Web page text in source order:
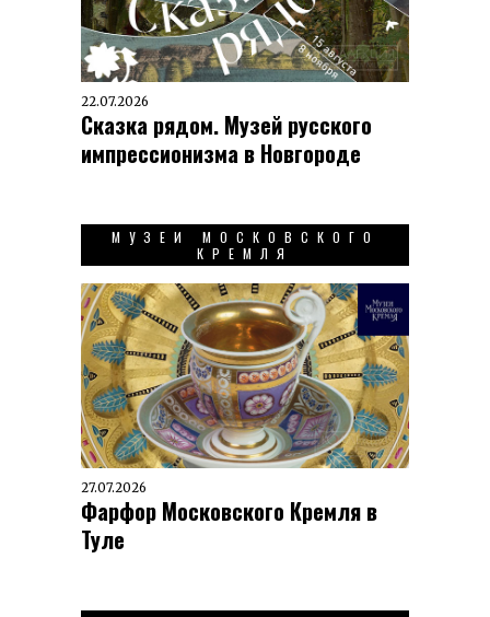
22.07.2026
Сказка рядом. Музей русского
импрессионизма в Новгороде
МУЗЕИ МОСКОВСКОГО
КРЕМЛЯ
27.07.2026
Фарфор Московского Кремля в
Туле